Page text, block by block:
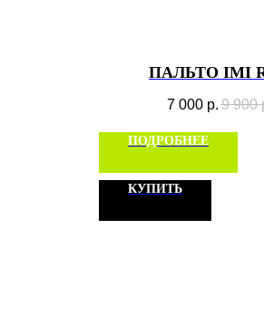
ПАЛЬТО IMI
7 000 р. 9 900
ПОДРОБНЕЕ
КУПИТЬ